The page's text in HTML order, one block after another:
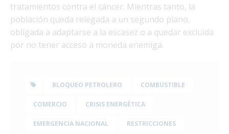
tratamientos contra el cáncer. Mientras tanto, la
población queda relegada a un segundo plano,
obligada a adaptarse a la escasez o a quedar excluida
por no tener acceso a moneda enemiga.
BLOQUEO PETROLERO COMBUSTIBLE
COMERCIO CRISIS ENERGÉTICA
EMERGENCIA NACIONAL RESTRICCIONES